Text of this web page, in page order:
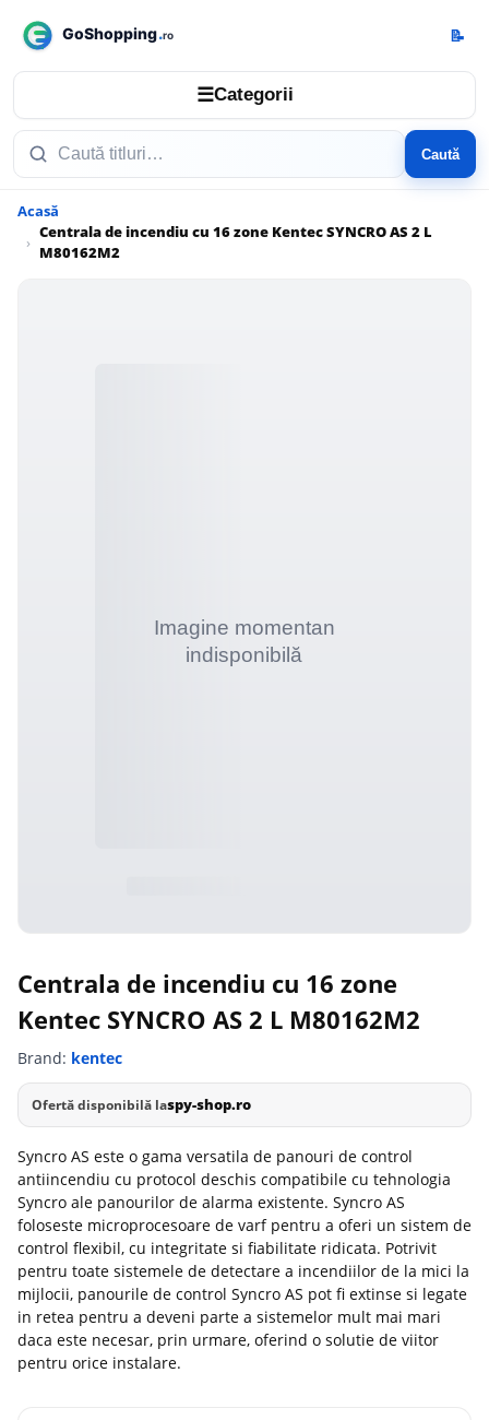
☰Categorii
Caută
📝
Acasă
Centrala de incendiu cu 16 zone Kentec SYNCRO AS 2 L
M80162M2
Centrala de incendiu cu 16 zone
Kentec SYNCRO AS 2 L M80162M2
Brand: kentec
Ofertă disponibilă laspy-shop.ro
Syncro AS este o gama versatila de panouri de control
antiincendiu cu protocol deschis compatibile cu tehnologia
Syncro ale panourilor de alarma existente. Syncro AS
foloseste microprocesoare de varf pentru a oferi un sistem de
control flexibil, cu integritate si fiabilitate ridicata. Potrivit
pentru toate sistemele de detectare a incendiilor de la mici la
mijlocii, panourile de control Syncro AS pot fi extinse si legate
in retea pentru a deveni parte a sistemelor mult mai mari
daca este necesar, prin urmare, oferind o solutie de viitor
pentru orice instalare.